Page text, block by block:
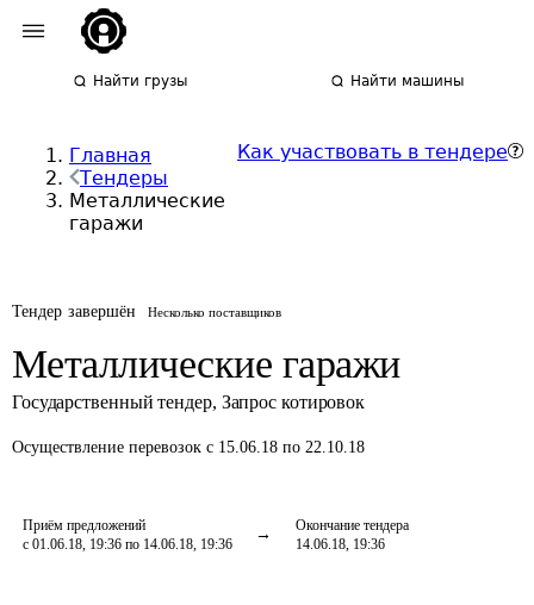
Найти грузы Найти машины
Главная
Тендеры
Металлические
гаражи
Как участвовать в тендере
Тендер завершён Несколько поставщиков
Металлические гаражи
Государственный тендер, Запрос котировок
Осуществление перевозок с 15.06.18 по 22.10.18
Приём предложений
с 01.06.18, 19:36 по 14.06.18, 19:36
Окончание тендера
14.06.18, 19:36